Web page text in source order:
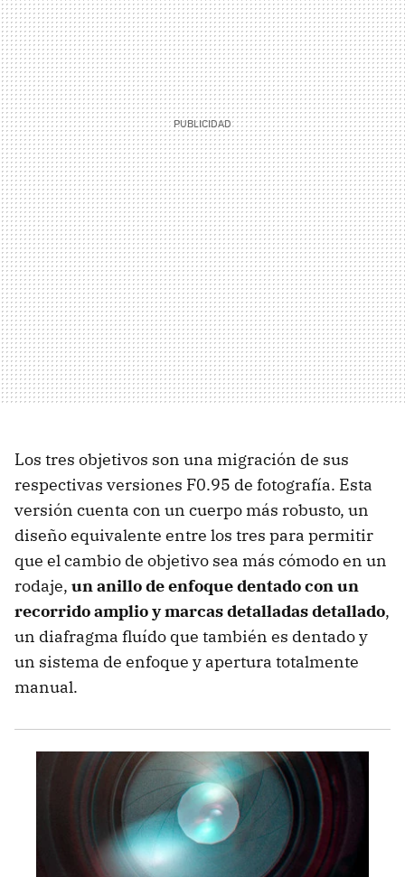
Los tres objetivos son una migración de sus
respectivas versiones F0.95 de fotografía. Esta
versión cuenta con un cuerpo más robusto, un
diseño equivalente entre los tres para permitir
que el cambio de objetivo sea más cómodo en un
rodaje, un anillo de enfoque dentado con un
recorrido amplio y marcas detalladas detallado,
un diafragma fluído que también es dentado y
un sistema de enfoque y apertura totalmente
manual.